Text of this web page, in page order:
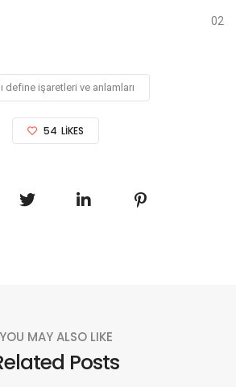
02
define işaretleri ve anlamları
54 LIKES
YOU MAY ALSO LIKE
Posts